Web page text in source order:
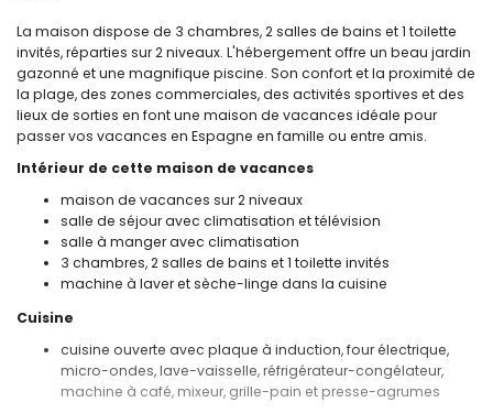
La maison dispose de 3 chambres, 2 salles de bains et 1 toilette
invités, réparties sur 2 niveaux. L'hébergement offre un beau jardin
gazonné et une magnifique piscine. Son confort et la proximité de
la plage, des zones commerciales, des activités sportives et des
lieux de sorties en font une maison de vacances idéale pour
passer vos vacances en Espagne en famille ou entre amis.
Intérieur de cette maison de vacances
maison de vacances sur 2 niveaux
salle de séjour avec climatisation et télévision
salle à manger avec climatisation
3 chambres, 2 salles de bains et 1 toilette invités
machine à laver et sèche-linge dans la cuisine
Cuisine
cuisine ouverte avec plaque à induction, four électrique,
micro-ondes, lave-vaisselle, réfrigérateur-congélateur,
machine à café, mixeur, grille-pain et presse-agrumes